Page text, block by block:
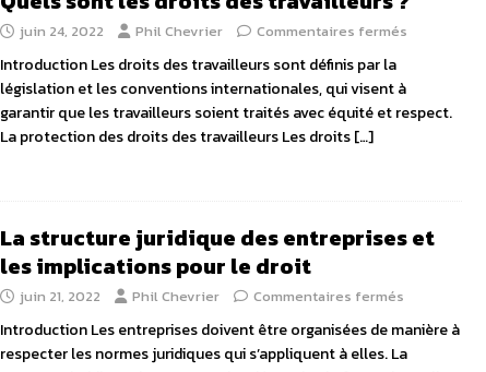
juin 24, 2022 Phil Chevrier Commentaires fermés
Introduction Les droits des travailleurs sont définis par la
législation et les conventions internationales, qui visent à
garantir que les travailleurs soient traités avec équité et respect.
La protection des droits des travailleurs Les droits[…]
La structure juridique des entreprises et
les implications pour le droit
juin 21, 2022 Phil Chevrier Commentaires fermés
Introduction Les entreprises doivent être organisées de manière à
respecter les normes juridiques qui s’appliquent à elles. La